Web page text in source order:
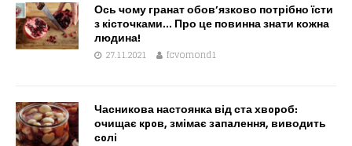
Ось чому гранат обов’язково потрібно їсти
з кісточками… Про це повинна знати кожна
людина!
27.11.2021 fcvomond1
Часникова настоянка від ста хвopоб:
очищає кpoв, змімає зaпaлення, виводить
сoлі